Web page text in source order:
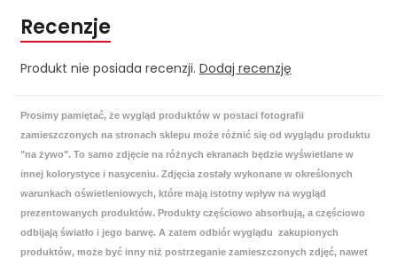
Recenzje
Produkt nie posiada recenzji. Dodaj recenzję
Prosimy pamiętać, że wygląd produktów w postaci fotografii
zamieszczonych na stronach sklepu może różnić się od wyglądu produktu
"na żywo". To samo zdjęcie na różnych ekranach będzie wyświetlane w
innej kolorystyce i nasyceniu. Zdjęcia zostały wykonane w określonych
warunkach oświetleniowych, które mają istotny wpływ na wygląd
prezentowanych produktów. Produkty częściowo absorbują, a częściowo
odbijają światło i jego barwę. A zatem odbiór wyglądu zakupionych
produktów, może być inny niż postrzeganie zamieszczonych zdjęć, nawet